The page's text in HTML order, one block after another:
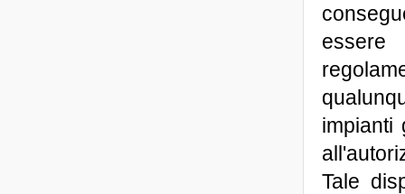
essere
impianti
Tale